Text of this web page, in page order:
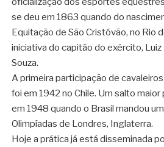
se deu em 1863 quando do
Equitação de São Cristóvão, no Rio
iniciativa do capitão do exército,
Souza.
A primeira participação de
foi em 1942 no Chile. Um salto
em 1948 quando o Brasil mandou
Olimpíadas de Londres, Inglaterra.
Hoje a prática já está disseminada